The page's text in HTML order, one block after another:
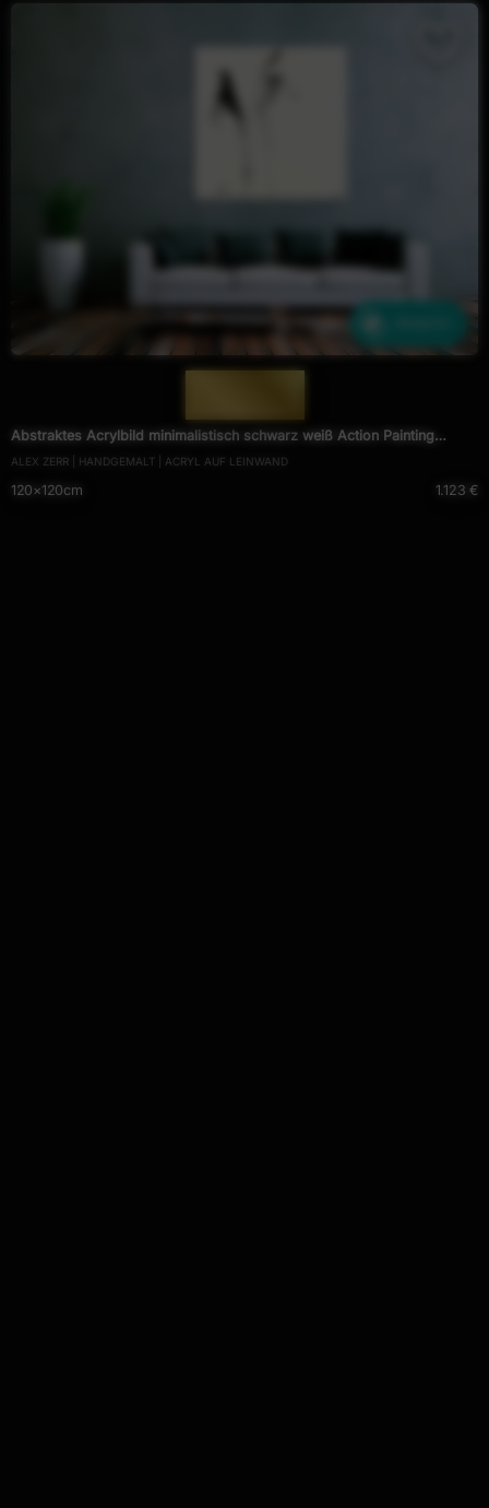
Abstraktes Acrylbild minimalistisch schwarz weiß Action Painting
Modern Art zeitgenössisch
ALEX ZERR | HANDGEMALT | ACRYL AUF LEINWAND
120×120cm 1.123 €